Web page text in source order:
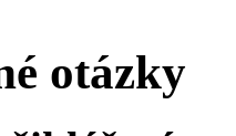
otázky